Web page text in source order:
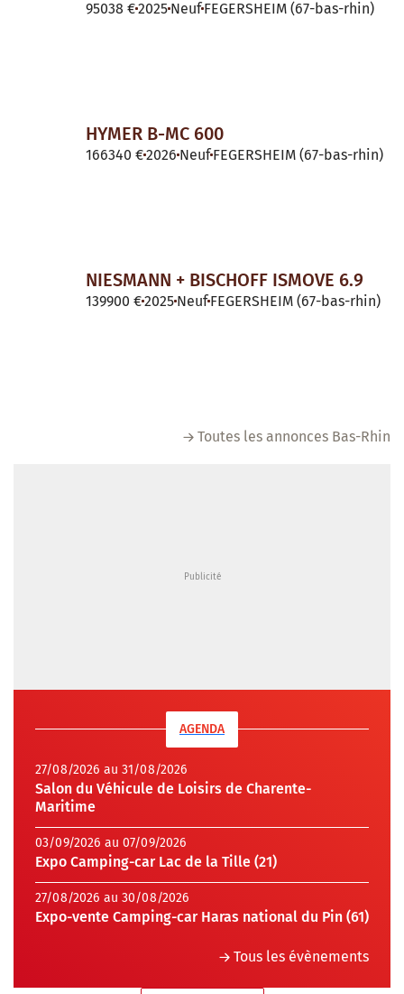
95038 €2025 Neuf FEGERSHEIM (67-bas-rhin)
HYMER B-MC 600
166340 €2026 Neuf FEGERSHEIM (67-bas-rhin)
NIESMANN + BISCHOFF ISMOVE 6.9
139900 €2025 Neuf FEGERSHEIM (67-bas-rhin)
Toutes les annonces Bas-Rhin
AGENDA
27/08/2026 au 31/08/2026
Salon du Véhicule de Loisirs de Charente-
Maritime
03/09/2026 au 07/09/2026
Expo Camping-car Lac de la Tille (21)
27/08/2026 au 30/08/2026
Expo-vente Camping-car Haras national du Pin (61)
Tous les évènements